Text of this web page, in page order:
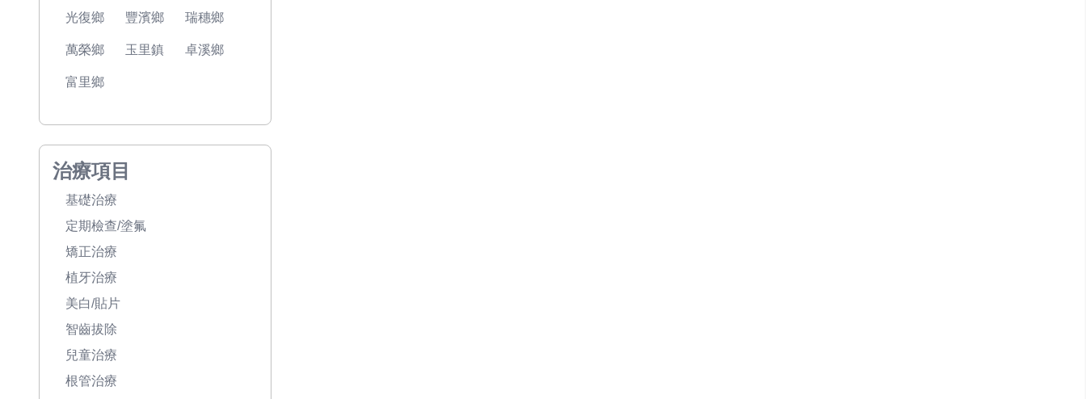
光復鄉 豐濱鄉 瑞穗鄉
萬榮鄉 玉里鎮 卓溪鄉
富里鄉
治療項目
基礎治療
定期檢查/塗氟
矯正治療
植牙治療
美白/貼片
智齒拔除
兒童治療
根管治療